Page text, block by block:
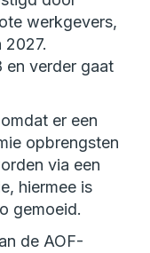
werkgevers,
2027.
en verder gaat
er een
opbrengsten
via een
hiermee is
gemoeid.
de AOF-